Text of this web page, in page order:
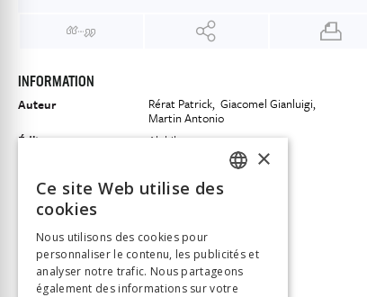
INFORMATION
Auteur Rérat Patrick Giacomel Gianluigi
Martin Antonio
Éditeur
Alphil
Langue
Français
Nombre de pages
Parution
9 août 2026
Type de livre
Ouvrage collectif
DOI
10.33055/ALPHIL.03111
ITALIAN
×
Ce site Web utilise des
cookies
Nous utilisons des cookies pour
personnaliser le contenu, les publicités et
analyser notre trafic. Nous partageons
également des informations sur votre